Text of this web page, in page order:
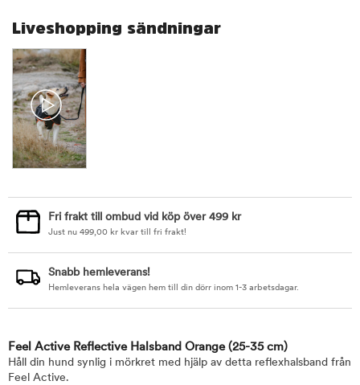
Liveshopping sändningar
Fri frakt till ombud vid köp över 499 kr
Just nu 499,00 kr kvar till fri frakt!
Snabb hemleverans!
Hemleverans hela vägen hem till din dörr inom 1-3 arbetsdagar.
Feel Active Reflective Halsband Orange (25-35 cm)
Håll din hund synlig i mörkret med hjälp av detta reflexhalsband från
Feel Active.